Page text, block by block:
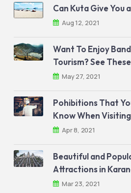
Can Kuta Give You
Aug 12, 2021
Want To Enjoy
Tourism? See
May 27, 2021
Pohibitions That
Know When
Apr 8, 2021
Beautiful and
Attractions in
Mar 23, 2021